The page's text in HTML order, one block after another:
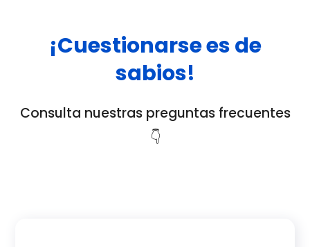
¡Cuestionarse es de
sabios!
Consulta nuestras preguntas frecuentes
👇